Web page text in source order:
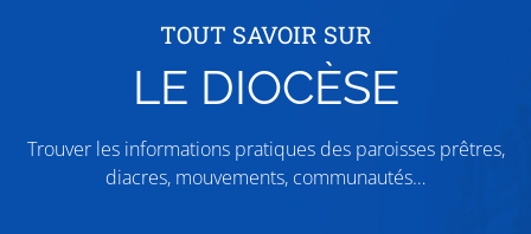
TOUT SAVOIR SUR
LE DIOCÈSE
Trouver les informations pratiques des paroisses prêtres,
diacres, mouvements, communautés…